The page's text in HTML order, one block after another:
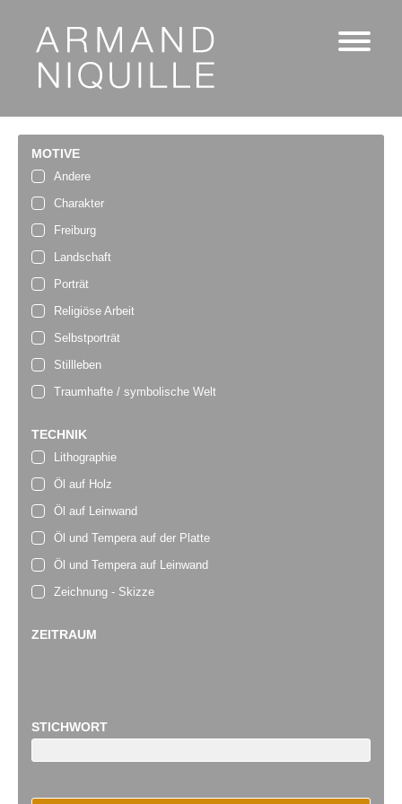
MOTIVE
Andere
Charakter
Freiburg
Landschaft
Porträt
Religiöse Arbeit
Selbstporträt
Stillleben
Traumhafte / symbolische Welt
TECHNIK
Lithographie
Öl auf Holz
Öl auf Leinwand
Öl und Tempera auf der Platte
Öl und Tempera auf Leinwand
Zeichnung - Skizze
ZEITRAUM
STICHWORT